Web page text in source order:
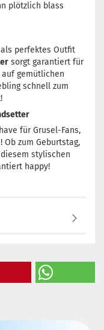
plötzlich blass
perfektes Outfit
sorgt garantiert für
gemütlichen
schnell zum
für Grusel-Fans,
zum Geburtstag,
stylischen
happy!